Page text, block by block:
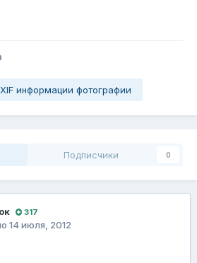
информации фотографии
Подписчики 0
317
14 июля, 2012